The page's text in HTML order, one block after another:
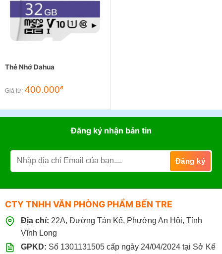
Thẻ Nhớ Dahua
Giá từ: 400.000đ
Đăng ký nhận bản tin
CTY TNHH VĂN PHÒNG PHẨM BẾN TRE
Địa chỉ: 22A, Đường Tán Kế, Phường An Hội, Tỉnh
Vĩnh Long
GPKD: Số 1301131505 cấp ngày 24/04/2024 tại Sở Kế